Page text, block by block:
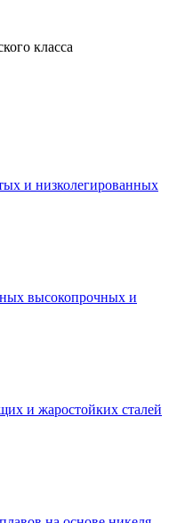
класса
и низколегированных
высокопрочных и
и жаростойких сталей